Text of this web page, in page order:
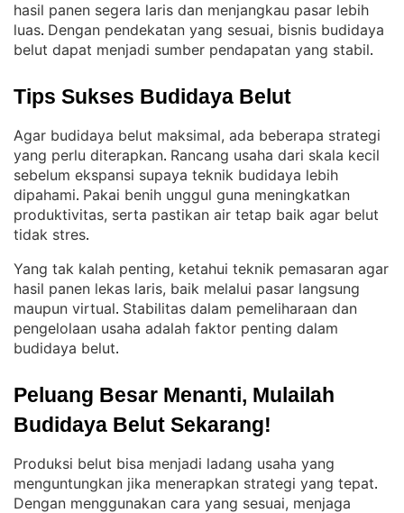
hasil panen segera laris dan menjangkau pasar lebih
luas. Dengan pendekatan yang sesuai, bisnis budidaya
belut dapat menjadi sumber pendapatan yang stabil.
Tips Sukses Budidaya Belut
Agar budidaya belut maksimal, ada beberapa strategi
yang perlu diterapkan. Rancang usaha dari skala kecil
sebelum ekspansi supaya teknik budidaya lebih
dipahami. Pakai benih unggul guna meningkatkan
produktivitas, serta pastikan air tetap baik agar belut
tidak stres.
Yang tak kalah penting, ketahui teknik pemasaran agar
hasil panen lekas laris, baik melalui pasar langsung
maupun virtual. Stabilitas dalam pemeliharaan dan
pengelolaan usaha adalah faktor penting dalam
budidaya belut.
Peluang Besar Menanti, Mulailah
Budidaya Belut Sekarang!
Produksi belut bisa menjadi ladang usaha yang
menguntungkan jika menerapkan strategi yang tepat
Dengan menggunakan cara yang sesuai, menjaga